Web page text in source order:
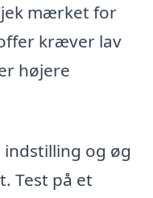
mærket for
kræver lav
højere
indstilling og øg
Test på et